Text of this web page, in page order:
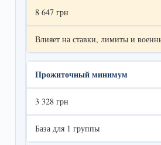
8 647 грн
Влияет на ставки, лимиты и
Прожиточный минимум
3 328 грн
База для 1 группы